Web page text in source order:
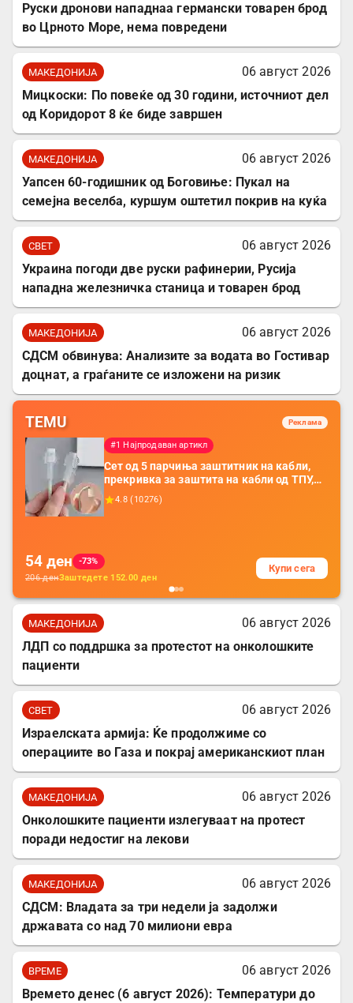
Руски дронови нападнаа германски товарен брод
во Црното Море, нема повредени
МАКЕДОНИЈА
06 август 2026
Мицкоски: По повеќе од 30 години, источниот дел
од Коридорот 8 ќе биде завршен
МАКЕДОНИЈА
06 август 2026
Уапсен 60-годишник од Боговиње: Пукал на
семејна веселба, куршум оштетил покрив на куќа
СВЕТ
06 август 2026
Украина погоди две руски рафинерии, Русија
нападна железничка станица и товарен брод
МАКЕДОНИЈА
06 август 2026
СДСМ обвинува: Анализите за водата во Гостивар
доцнат, а граѓаните се изложени на ризик
TEMU Реклама
#1 Најпродаван артикл
Сет од 5 парчиња заштитник на кабли,
прекривка за заштита на кабли од ТПУ,
додатоци за заштита на кабли, без
батерија, за мобилни телефони, комплет
4.8 ( 10276)
54 ден
-73%
206денЗаштедете 152.00 ден
Купи сега
МАКЕДОНИЈА
06 август 2026
ЛДП со поддршка за протестот на онколошките
пациенти
СВЕТ
06 август 2026
Израелската армија: Ќе продолжиме со
операциите во Газа и покрај американскиот план
МАКЕДОНИЈА
06 август 2026
Онколошките пациенти излегуваат на протест
поради недостиг на лекови
МАКЕДОНИЈА
06 август 2026
СДСМ: Владата за три недели ја задолжи
државата со над 70 милиони евра
ВРЕМЕ
06 август 2026
Времето денес (6 август 2026): Температури до